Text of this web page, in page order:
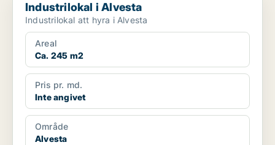
Industrilokal i Alvesta
Industrilokal att hyra i Alvesta
Areal
Ca. 245 m2
Pris pr. md.
Inte angivet
Område
Alvesta